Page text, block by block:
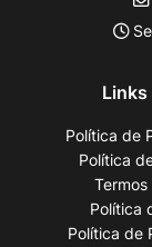
Links
Política de
Política
Política
Política de